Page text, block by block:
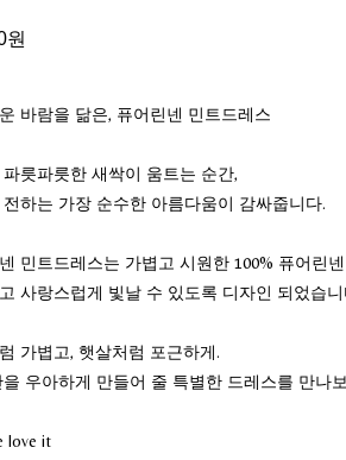
원
바람을 닮은, 퓨어린넨 민트드레스
파릇파릇한 새싹이 움트는 순간,
전하는 가장 순수한 아름다움이 감싸줍니다.
민트드레스는 가볍고 시원한 100% 퓨어린
사랑스럽게 빛날 수 있도록 디자인 되었습
가볍고, 햇살처럼 포근하게.
우아하게 만들어 줄 특별한 드레스를 만나
love it